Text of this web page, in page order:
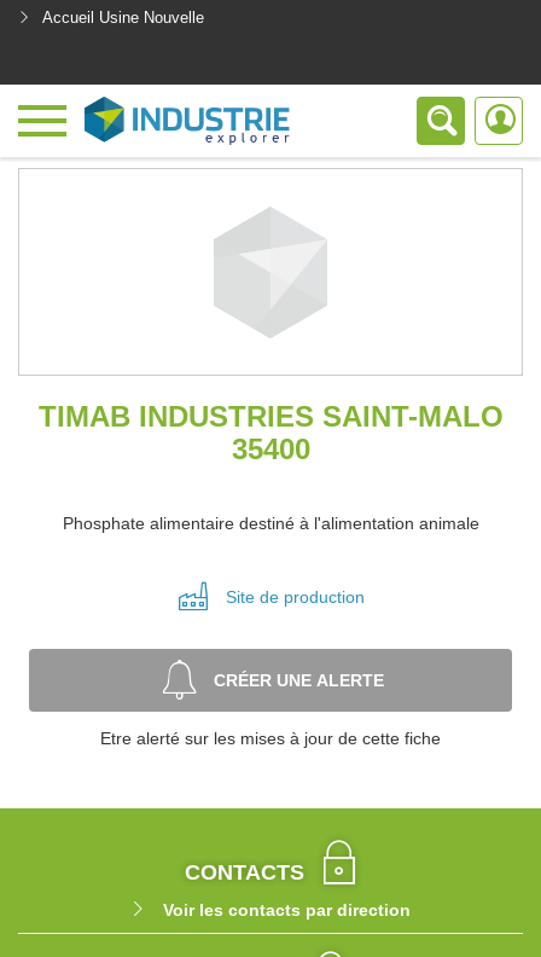
Accueil Usine Nouvelle
TIMAB INDUSTRIES SAINT-MALO
35400
Phosphate alimentaire destiné à l'alimentation animale
Site de production
CRÉER UNE ALERTE
Etre alerté sur les mises à jour de cette fiche
CONTACTS
Voir les contacts par direction